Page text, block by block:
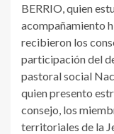
BERRIO, quien
acompañamiento
recibieron los
participación del
pastoral social
quien presento
consejo, los
territoriales de la